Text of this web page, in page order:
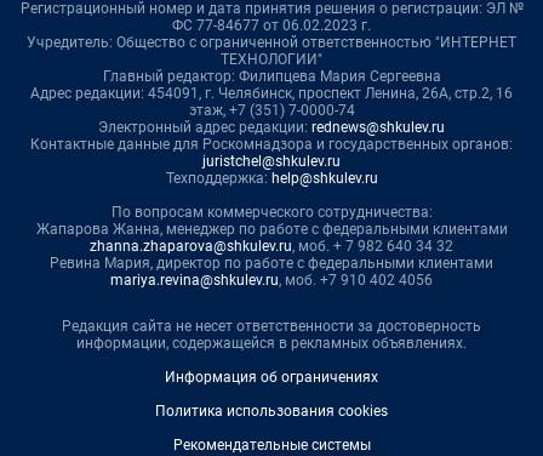
Регистрационный номер и дата принятия решения о регистрации: ЭЛ №
ФС 77-84677 от 06.02.2023 г.
Учредитель: Общество с ограниченной ответственностью "ИНТЕРНЕТ
ТЕХНОЛОГИИ"
Главный редактор: Филипцева Мария Сергеевна
Адрес редакции: 454091, г. Челябинск, проспект Ленина, 26А, стр.2, 16
этаж, +7 (351) 7-0000-74
Электронный адрес редакции: rednews@shkulev.ru
Контактные данные для Роскомнадзора и государственных органов:
juristchel@shkulev.ru
Техподдержка: help@shkulev.ru
По вопросам коммерческого сотрудничества:
Жапарова Жанна, менеджер по работе с федеральными клиентами
zhanna.zhaparova@shkulev.ru, моб. + 7 982 640 34 32
Ревина Мария, директор по работе с федеральными клиентами
mariya.revina@shkulev.ru, моб. +7 910 402 4056
Редакция сайта не несет ответственности за достоверность
информации, содержащейся в рекламных объявлениях.
Информация об ограничениях
Политика использования cookies
Рекомендательные системы